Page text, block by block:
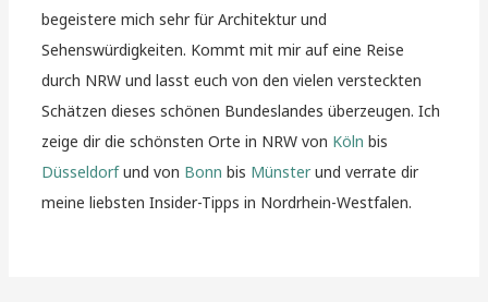
begeistere mich sehr für Architektur und
Sehenswürdigkeiten. Kommt mit mir auf eine Reise
durch NRW und lasst euch von den vielen versteckten
Schätzen dieses schönen Bundeslandes überzeugen. Ich
zeige dir die schönsten Orte in NRW von Köln bis
Düsseldorfund von Bonn bis Münsterund verrate dir
meine liebsten Insider-Tipps in Nordrhein-Westfalen.